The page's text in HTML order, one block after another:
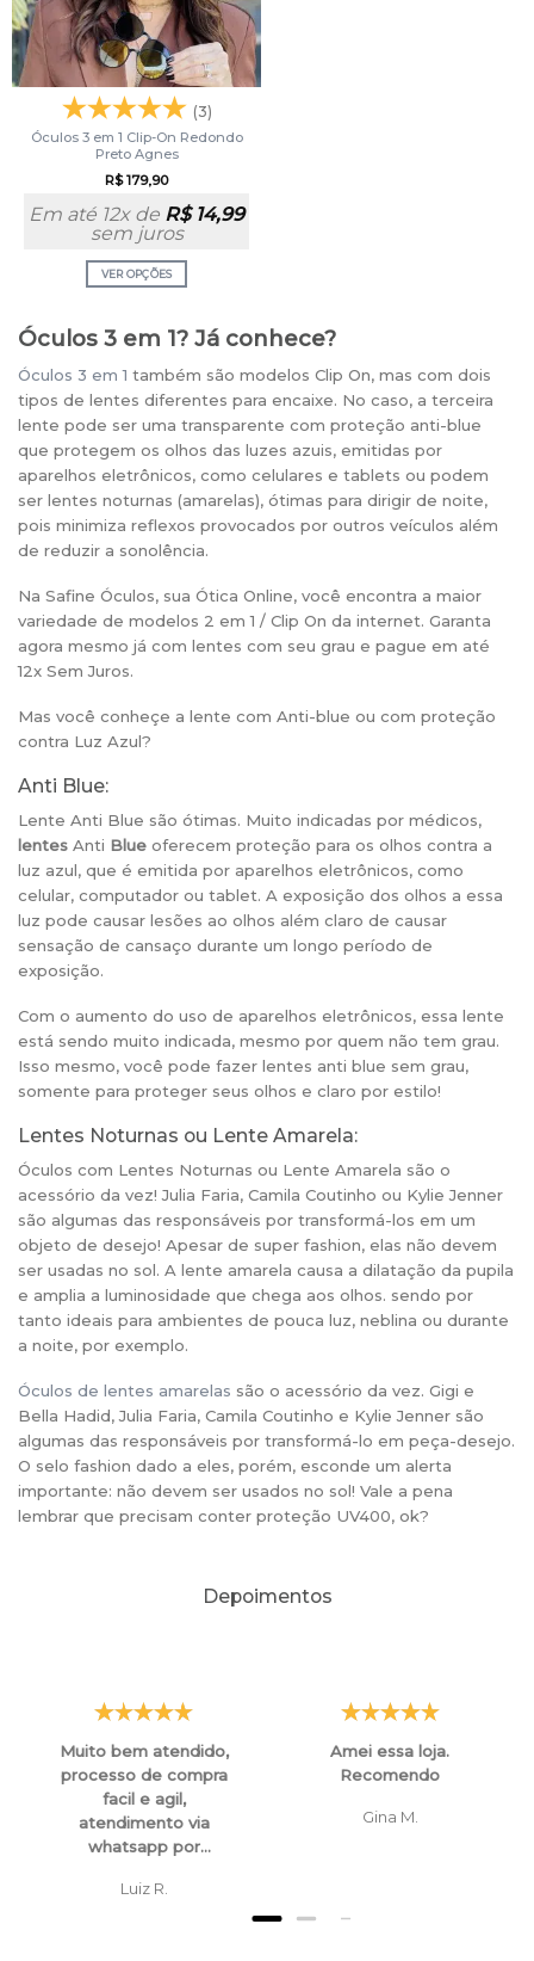
(3)
Óculos 3 em 1 Clip-On Redondo
Preto Agnes
R$179,90
Em até 12x de R$14,99
sem juros
VER OPÇÕES
Óculos 3 em 1? Já conhece?
Óculos 3 em 1 também são modelos Clip On, mas com dois
tipos de lentes diferentes para encaixe. No caso, a terceira
lente pode ser uma transparente com proteção anti-blue
que protegem os olhos das luzes azuis, emitidas por
aparelhos eletrônicos, como celulares e tablets ou podem
ser lentes noturnas (amarelas), ótimas para dirigir de noite,
pois minimiza reflexos provocados por outros veículos além
de reduzir a sonolência.
Na Safine Óculos, sua Ótica Online, você encontra a maior
variedade de modelos 2 em 1 / Clip On da internet. Garanta
agora mesmo já com lentes com seu grau e pague em até
12x Sem Juros.
Mas você conheçe a lente com Anti-blue ou com proteção
contra Luz Azul?
Anti Blue:
Lente Anti Blue são ótimas. Muito indicadas por médicos,
lentes Anti Blue oferecem proteção para os olhos contra a
luz azul, que é emitida por aparelhos eletrônicos, como
celular, computador ou tablet. A exposição dos olhos a essa
luz pode causar lesões ao olhos além claro de causar
sensação de cansaço durante um longo período de
exposição.
Com o aumento do uso de aparelhos eletrônicos, essa lente
está sendo muito indicada, mesmo por quem não tem grau.
Isso mesmo, você pode fazer lentes anti blue sem grau,
somente para proteger seus olhos e claro por estilo!
Lentes Noturnas ou Lente Amarela:
Óculos com Lentes Noturnas ou Lente Amarela são o
acessório da vez! Julia Faria, Camila Coutinho ou Kylie Jenner
são algumas das responsáveis por transformá-los em um
objeto de desejo! Apesar de super fashion, elas não devem
ser usadas no sol. A lente amarela causa a dilatação da pupila
e amplia a luminosidade que chega aos olhos. sendo por
tanto ideais para ambientes de pouca luz, neblina ou durante
a noite, por exemplo.
Óculos de lentes amarelas são o acessório da vez. Gigi e
Bella Hadid, Julia Faria, Camila Coutinho e Kylie Jenner são
algumas das responsáveis por transformá-lo em peça-desejo.
O selo fashion dado a eles, porém, esconde um alerta
importante: não devem ser usados no sol! Vale a pena
lembrar que precisam conter proteção UV400, ok?
Depoimentos
Muito bem atendido,
processo de compra
facil e agil,
atendimento via
whatsapp por
atenciosos e
Luiz R.
Amei essa loja.
Recomendo
Gina M.